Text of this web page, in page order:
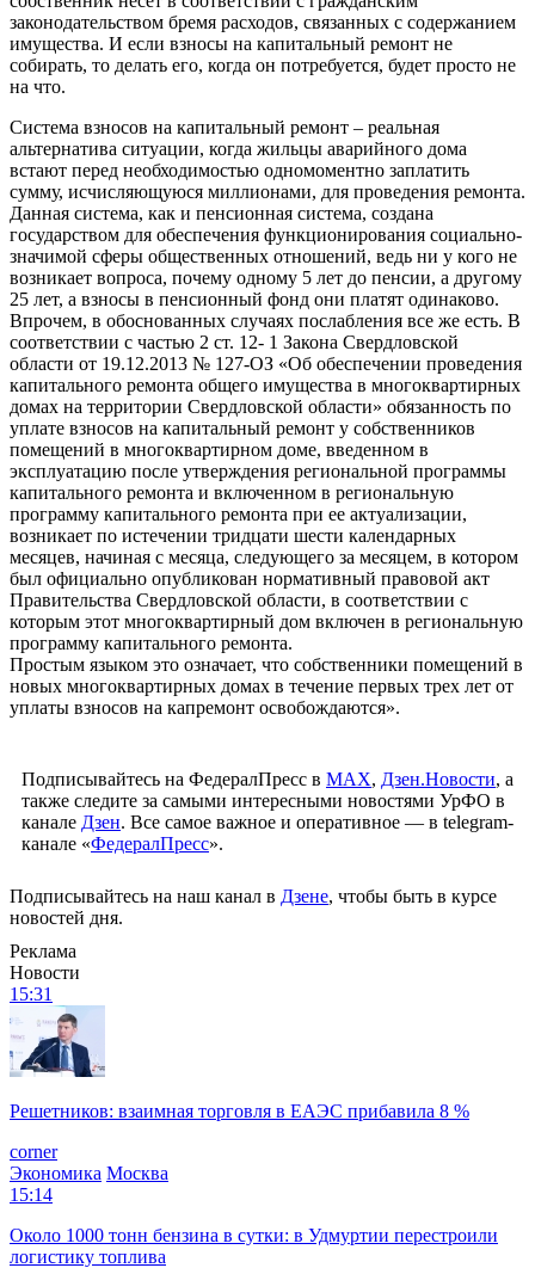
законодательством бремя расходов, связанных с содержанием
имущества. И если взносы на капитальный ремонт не
собирать, то делать его, когда он потребуется, будет просто не
на что.
Система взносов на капитальный ремонт – реальная
альтернатива ситуации, когда жильцы аварийного дома
встают перед необходимостью одномоментно заплатить
сумму, исчисляющуюся миллионами, для проведения ремонта.
Данная система, как и пенсионная система, создана
государством для обеспечения функционирования социально-
значимой сферы общественных отношений, ведь ни у кого не
возникает вопроса, почему одному 5 лет до пенсии, а другому
25 лет, а взносы в пенсионный фонд они платят одинаково.
Впрочем, в обоснованных случаях послабления все же есть. В
соответствии с частью 2 ст. 12- 1 Закона Свердловской
области от 19.12.2013 № 127-ОЗ «Об обеспечении проведения
капитального ремонта общего имущества в многоквартирных
домах на территории Свердловской области» обязанность по
уплате взносов на капитальный ремонт у собственников
помещений в многоквартирном доме, введенном в
эксплуатацию после утверждения региональной программы
капитального ремонта и включенном в региональную
программу капитального ремонта при ее актуализации,
возникает по истечении тридцати шести календарных
месяцев, начиная с месяца, следующего за месяцем, в котором
был официально опубликован нормативный правовой акт
Правительства Свердловской области, в соответствии с
которым этот многоквартирный дом включен в региональную
программу капитального ремонта.
Простым языком это означает, что собственники помещений в
новых многоквартирных домах в течение первых трех лет от
уплаты взносов на капремонт освобождаются».
Подписывайтесь на ФедералПресс в МАХ, Дзен.Новости, а
также следите за самыми интересными новостями УрФО в
канале Дзен. Все самое важное и оперативное — в telegram-
канале «ФедералПресс».
Подписывайтесь на наш канал в Дзене, чтобы быть в курсе
новостей дня.
Реклама
Новости
15:31
Решетников: взаимная торговля в ЕАЭС прибавила 8 %
corner
Экономика Москва
15:14
Около 1000 тонн бензина в сутки: в Удмуртии перестроили
логистику топлива